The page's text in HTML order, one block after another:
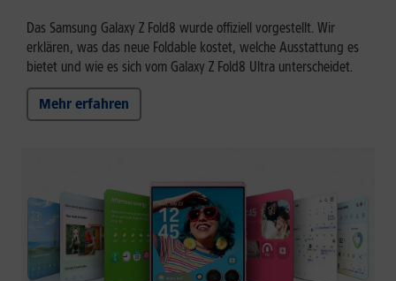
Das Samsung Galaxy Z Fold8 wurde offiziell vorgestellt. Wir
erklären, was das neue Foldable kostet, welche Ausstattung es
bietet und wie es sich vom Galaxy Z Fold8 Ultra unterscheidet.
Mehr erfahren